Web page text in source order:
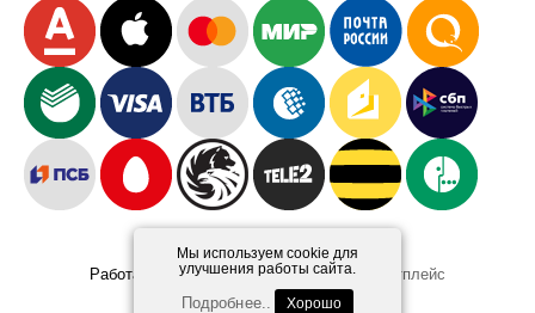
Мы используем cookie для
улучшения работы сайта.
Подробнее.. Хорошо
Работает на платформеШопидеал.Маркетплейс
Design and DevelopmentAfsun